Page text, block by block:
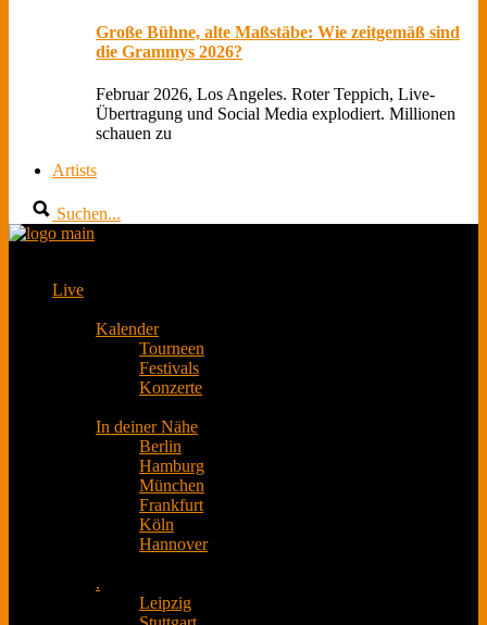
Große Bühne, alte Maßstäbe: Wie zeitgemäß sind
die Grammys 2026?
Februar 2026, Los Angeles. Roter Teppich, Live-
Übertragung und Social Media explodiert. Millionen
schauen zu
Artists
Suchen...
Live
Kalender
Tourneen
Festivals
Konzerte
In deiner Nähe
Berlin
Hamburg
München
Frankfurt
Köln
Hannover
.
Leipzig